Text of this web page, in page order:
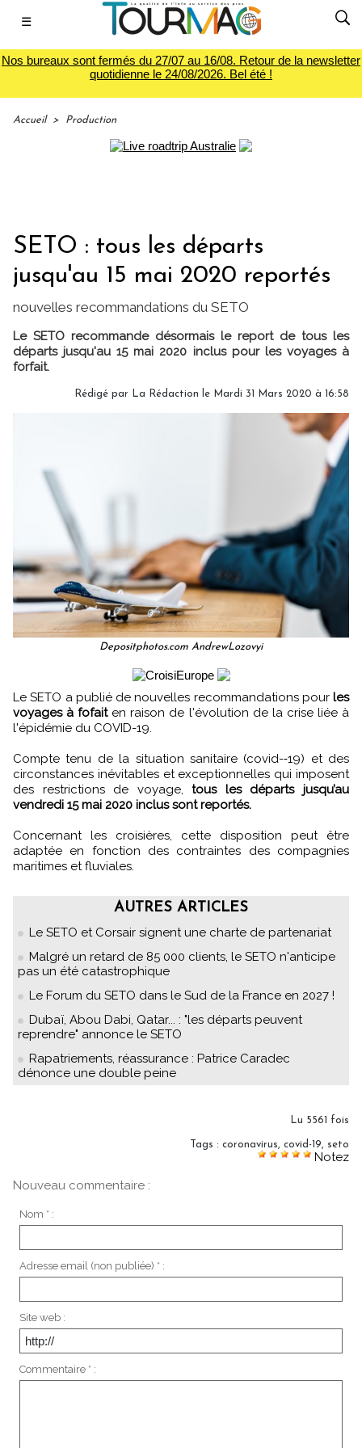
☰
Nos bureaux sont fermés du 27/07 au 16/08. Retour de la newsletter
quotidienne le 24/08/2026. Bel été !
Accueil > Production
SETO : tous les départs
jusqu'au 15 mai 2020 reportés
nouvelles recommandations du SETO
Le SETO recommande désormais le report de tous les
départs jusqu'au 15 mai 2020 inclus pour les voyages à
forfait.
Rédigé par La Rédaction le Mardi 31 Mars 2020 à 16:58
Depositphotos.com AndrewLozovyi
Le SETO a publié de nouvelles recommandations pourles
voyages à fofaiten raison de l'évolution de la crise liée à
l'épidémie du COVID-19.
Compte tenu de la situation sanitaire (covid-­‐19) et des
circonstances inévitables et exceptionnelles qui imposent
des restrictions de voyage,tous les départs jusqu’au
vendredi 15 mai 2020 inclus sont reportés.
Concernant les croisières, cette disposition peut être
adaptée en fonction des contraintes des compagnies
maritimes et fluviales.
AUTRES ARTICLES
Le SETO et Corsair signent une charte de partenariat
Malgré un retard de 85 000 clients, le SETO n'anticipe
pas un été catastrophique
Le Forum du SETO dans le Sud de la France en 2027 !
Dubaï, Abou Dabi, Qatar... : "les départs peuvent
reprendre" annonce le SETO
Rapatriements, réassurance : Patrice Caradec
dénonce une double peine
Lu 5561 fois
Tags : coronavirus, covid-19, seto
Notez
Nouveau commentaire :
Nom * :
Adresse email (non publiée) * :
Site web :
Commentaire * :